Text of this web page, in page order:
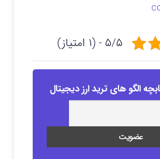
۵/۵ - (۱ امتیاز)
الگو های ترید ارز دیجیتال